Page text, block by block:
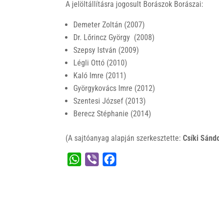
A jelöltállításra jogosult Borászok Borászai:
Demeter Zoltán (2007)
Dr. Lőrincz György (2008)
Szepsy István (2009)
Légli Ottó (2010)
Kaló Imre (2011)
Györgykovács Imre (2012)
Szentesi József (2013)
Berecz Stéphanie (2014)
(A sajtóanyag alapján szerkesztette:Csíki
W